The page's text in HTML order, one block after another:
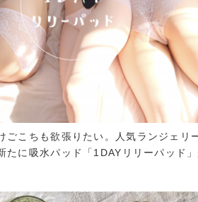
ごこちも欲張りたい。人気ランジェリ
たに吸水パッド「1DAYリリーパッド